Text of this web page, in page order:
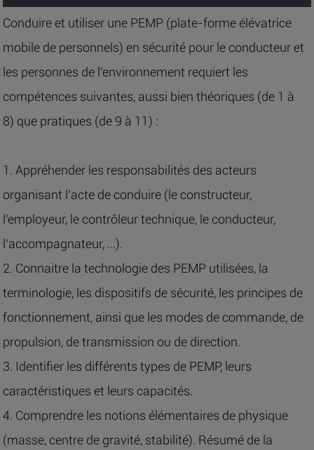
Conduire et utiliser une PEMP (plate-forme élévatrice
mobile de personnels) en sécurité pour le conducteur et
les personnes de l’environnement requiert les
compétences suivantes, aussi bien théoriques (de 1 à
8) que pratiques (de 9 à 11) :
1. Appréhender les responsabilités des acteurs
organisant l’acte de conduire (le constructeur,
l’employeur, le contrôleur technique, le conducteur,
l’accompagnateur, ...).
2. Connaitre la technologie des PEMP utilisées, la
terminologie, les dispositifs de sécurité, les principes de
fonctionnement, ainsi que les modes de commande, de
propulsion, de transmission ou de direction.
3. Identifier les différents types de PEMP, leurs
caractéristiques et leurs capacités.
4. Comprendre les notions élémentaires de physique
(masse, centre de gravité, stabilité). Résumé de la